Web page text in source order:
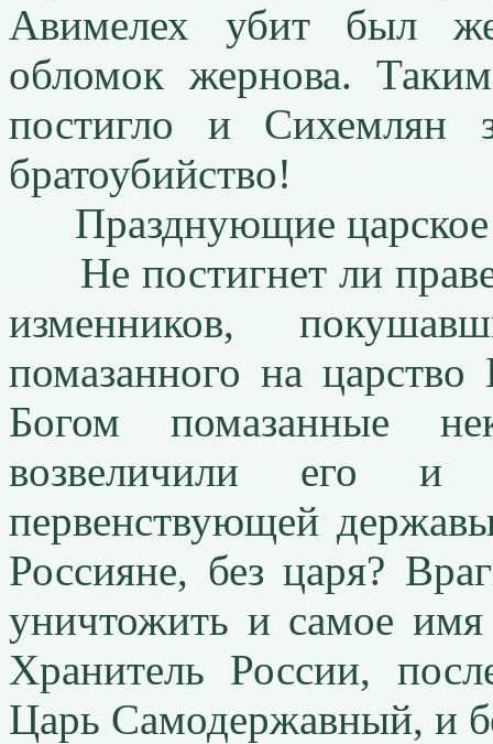
Авимелех убит был
обломок жернова.
постигло и Сихемлян
братоубийство!
Празднующие царское
Не постигнет ли
изменников,
помазанного на
Богом помазанные
возвеличили его и
первенствующей
Россияне, без царя?
уничтожить и самое
Хранитель России,
Царь Самодержавный, и